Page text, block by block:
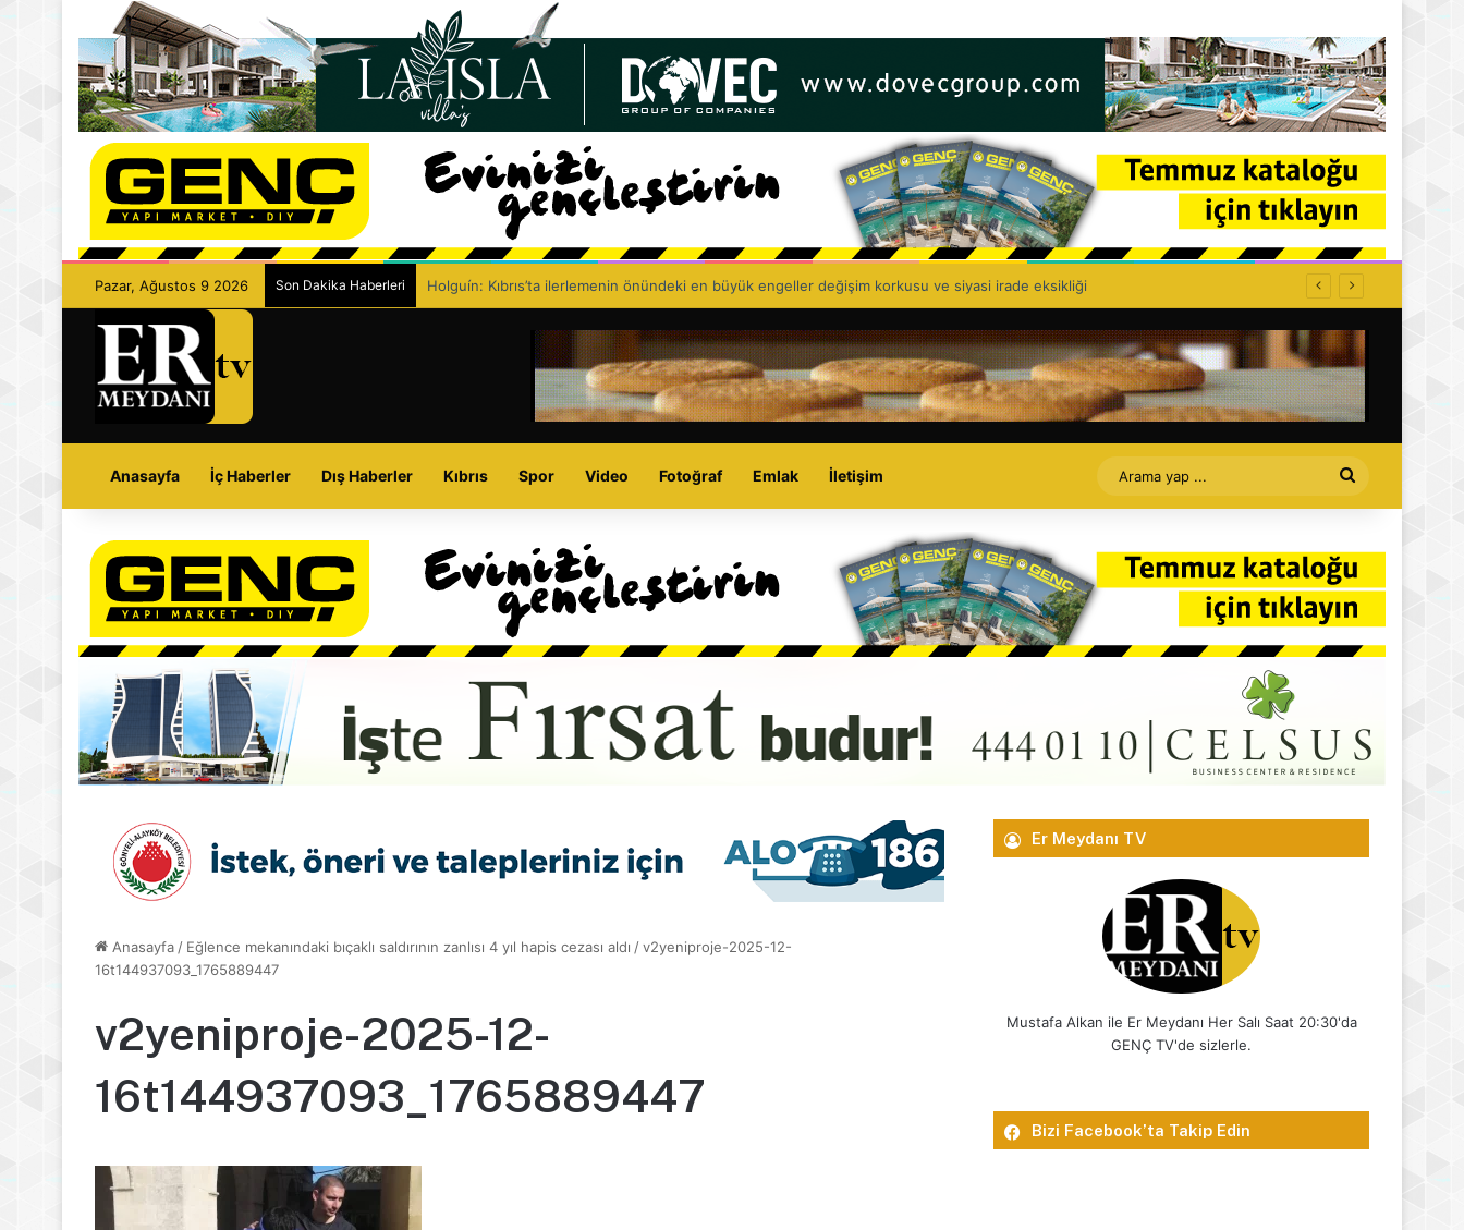
Pazar, Ağustos 9 2026 Son Dakika Haberleri Eczacılar Birliği, 67’nci kuruluş yıl dönümünü kutluyor: Eczacıyı dışlayarak sağlık politikası kurulamaz!
Anasayfa İç Haberler Dış Haberler Kıbrıs Spor Video Fotoğraf Emlak İletişim
Arama
yap
...
Anasayfa / Eğlence mekanındaki bıçaklı saldırının zanlısı 4 yıl hapis cezası aldı /v2yeniproje-2025-12-
16t144937093_1765889447
v2yeniproje-2025-12-
16t144937093_1765889447
Er Meydanı TV
Mustafa Alkan ile Er Meydanı Her Salı Saat 20:30'da
GENÇ TV'de sizlerle.
Bizi Facebook’ta Takip Edin